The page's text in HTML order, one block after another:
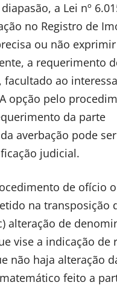
a Lei nº
no Registro de
ou não
a requerimento
ao
opção pelo
da parte
averbação pode ser
judicial.
de ofício
na transposição
alteração de
vise a indicação de
não haja alteração
feito a